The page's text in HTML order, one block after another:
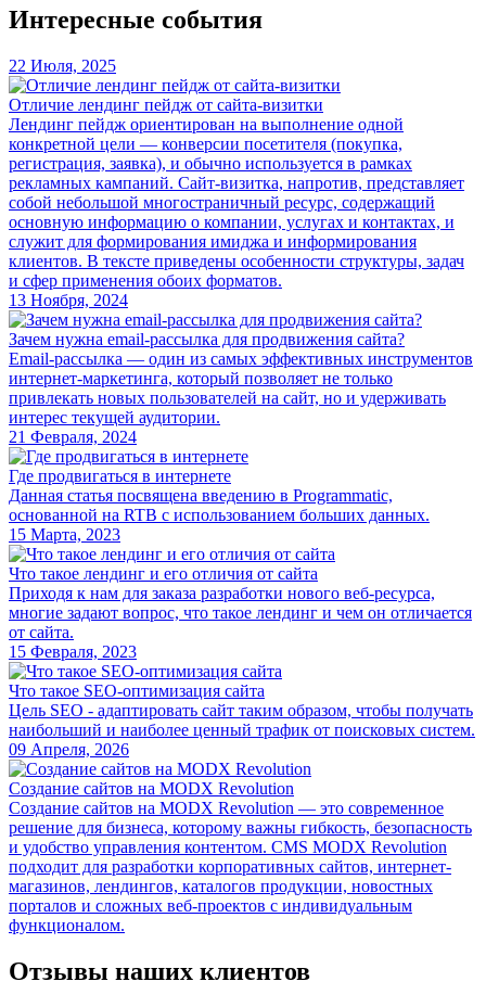
Интересные события
22 Июля, 2025
Отличие лендинг пейдж от сайта-визитки
Лендинг пейдж ориентирован на выполнение одной
конкретной цели — конверсии посетителя (покупка,
регистрация, заявка), и обычно используется в рамках
рекламных кампаний. Сайт-визитка, напротив, представляет
собой небольшой многостраничный ресурс, содержащий
основную информацию о компании, услугах и контактах, и
служит для формирования имиджа и информирования
клиентов. В тексте приведены особенности структуры, задач
и сфер применения обоих форматов.
13 Ноября, 2024
Зачем нужна email-рассылка для продвижения сайта?
Email-рассылка — один из самых эффективных инструментов
интернет-маркетинга, который позволяет не только
привлекать новых пользователей на сайт, но и удерживать
интерес текущей аудитории.
21 Февраля, 2024
Где продвигаться в интернете
Данная статья посвящена введению в Programmatic,
основанной на RTB с использованием больших данных.
15 Марта, 2023
Что такое лендинг и его отличия от сайта
Приходя к нам для заказа разработки нового веб-ресурса,
многие задают вопрос, что такое лендинг и чем он отличается
от сайта.
15 Февраля, 2023
Что такое SEO-оптимизация сайта
Цель SEO - адаптировать сайт таким образом, чтобы получать
наибольший и наиболее ценный трафик от поисковых систем.
09 Апреля, 2026
Создание сайтов на MODX Revolution
Создание сайтов на MODX Revolution — это современное
решение для бизнеса, которому важны гибкость, безопасность
и удобство управления контентом. CMS MODX Revolution
подходит для разработки корпоративных сайтов, интернет-
магазинов, лендингов, каталогов продукции, новостных
порталов и сложных веб-проектов с индивидуальным
функционалом.
Отзывы наших клиентов